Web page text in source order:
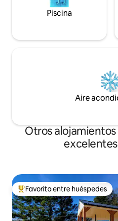
Piscina
Aire
Otros
Favorito entre huéspedes
Favorito entre huéspedes